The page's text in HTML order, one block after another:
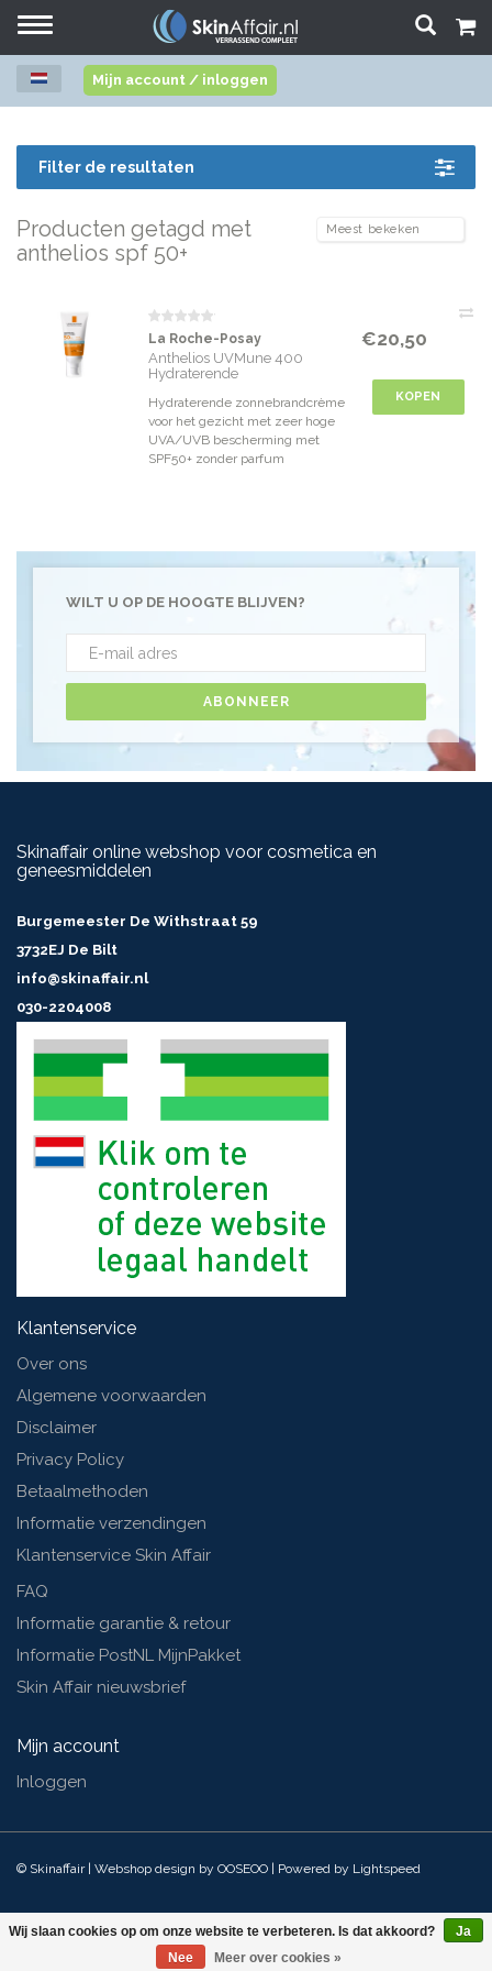
Toggle
Mijn account / inloggen
Filter de resultaten
Producten getagd met
anthelios spf 50+
La Roche-Posay
Anthelios UVMune 400
Hydraterende
Hydraterende zonnebrandcrème
voor het gezicht met zeer hoge
UVA/UVB bescherming met
SPF50+ zonder parfum
€20,50
KOPEN
WILT U OP DE HOOGTE BLIJVEN?
ABONNEER
Skinaffair online webshop voor cosmetica en
geneesmiddelen
Burgemeester De Withstraat 59
3732EJ De Bilt
info@skinaffair.nl
030-2204008
Klantenservice
Over ons
Algemene voorwaarden
Disclaimer
Privacy Policy
Betaalmethoden
Informatie verzendingen
Klantenservice Skin Affair
FAQ
Informatie garantie & retour
Informatie PostNL MijnPakket
Skin Affair nieuwsbrief
Mijn account
Inloggen
© Skinaffair | Webshop design by OOSEOO | Powered by Lightspeed
Wij slaan cookies op om onze website te verbeteren. Is dat akkoord?
Ja
Nee
Meer over cookies »